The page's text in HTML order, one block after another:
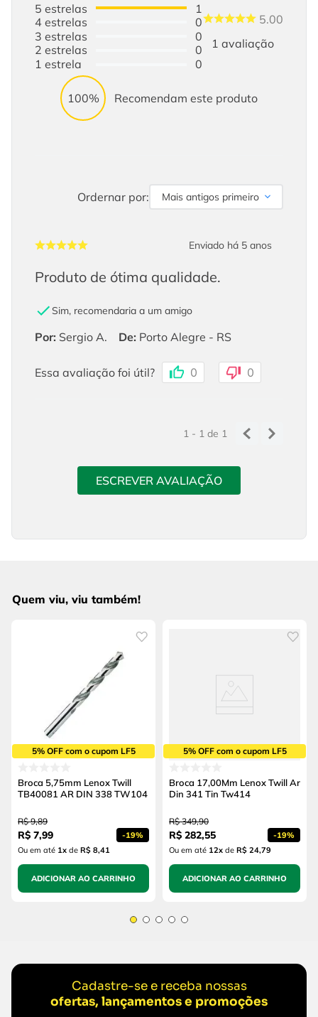
5estrelas
4estrelas
3estrelas
2estrelas
1estrela
1
0
0
0
0
5.00
1avaliação
100% Recomendam este produto
Ordernar por: Mais antigos primeiro
Enviado há 5 anos
Produto de ótima qualidade.
Sim, recomendaria a um amigo
Por: Sergio A. De: Porto Alegre - RS
Essa avaliação foi útil? 0 0
1 - 1de 1
ESCREVER AVALIAÇÃO
Quem viu, viu também!
5% OFF com o cupom LF5
Broca 5,75mm Lenox Twill
TB40081 AR DIN 338 TW104
R$ 9,89
R$ 7,99 -19%
Ou em até 1x de R$ 8,41
ADICIONAR AO CARRINHO
5% OFF com o cupom LF5
Broca 17,00Mm Lenox Twill Ar
Din 341 Tin Tw414
R$ 349,90
R$ 282,55 -19%
Ou em até 12x de R$ 24,79
ADICIONAR AO CARRINHO
Cadastre-se e receba nossas
ofertas, lançamentos e promoções